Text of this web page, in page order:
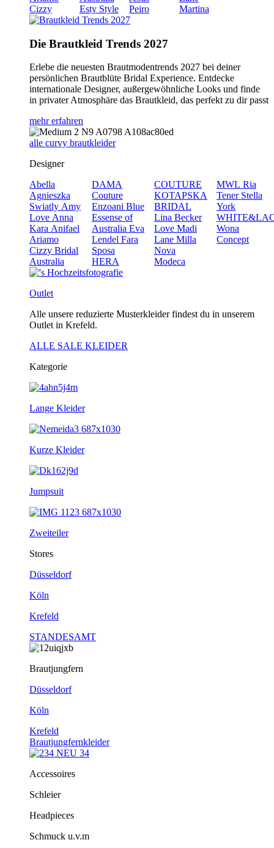
Cizzy
Esty Style
Peiro
Martina
Die Brautkleid Trends 2027
Erlebe die neuesten Brautmodentrends 2027 bei deiner
persönlichen Brautblüte Bridal Experience. Entdecke
internationale Designer, außergewöhnliche Looks und finde
in privater Atmosphäre das Brautkleid, das perfekt zu dir passt
mehr erfahren
alle curvy brautkleider
Designer
Abella
Agnieszka
Swiatly Amy
Love Anna
Kara Anifael
Ariamo
Cizzy Bridal
Australia
DAMA
Couture
Enzoani Blue
Essense of
Australia Eva
Lendel Fara
Sposa
HERA
COUTURE
KOTAPSKA
BRIDAL
Lina Becker
Love Madi
Lane Milla
Nova
Modeca
MWL Ria
Tener Stella
York
Wona
Concept
Outlet
Alle unsere reduzierte Musterkleider findest du in unserem
Outlet in Krefeld.
ALLE SALE KLEIDER
Kategorie
Lange Kleider
Kurze Kleider
Jumpsuit
Zweiteiler
Stores
Düsseldorf
Köln
Krefeld
STANDESAMT
Brautjungfern
Düsseldorf
Köln
Krefeld
Brautjungfernkleider
Accessoires
Schleier
Headpieces
Schmuck u.v.m